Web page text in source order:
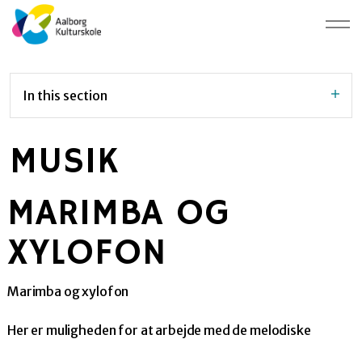
In this section
MUSIK
MARIMBA OG
XYLOFON
Marimba og xylofon
Her er muligheden for at arbejde med de melodiske